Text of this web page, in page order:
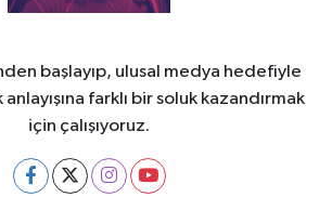
başlayıp, ulusal medya hedefiyle
farklı bir soluk kazandırmak
için çalışıyoruz.